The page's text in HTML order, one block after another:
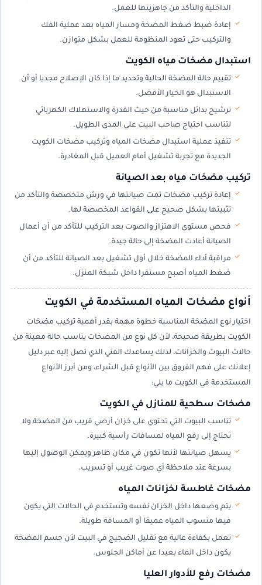
الداخلية والتأكد من جاهزيتها للعمل.
إعادة ضبط ضغط المضخة ومسار المياه بعد عملية الفك
والتركيب حتى تعود المنظومة للعمل بشكل متوازن.
استبدال مضخات مياه الكويت
تقييم حالة المضخة الحالية وتحديد ما إذا كان الإصلاح مجديا أو أن
الاستبدال هو الخيار الأفضل.
ترشيح بدائل مناسبة من حيث القدرة والاستهلاك الكهربائي
لتناسب احتياج صاحب البيت على المدى الطويل.
تنفيذ عملية استبدال مضخات المياه وتركيب مضخات الكويت
الجديدة مع تجربة تشغيل أمام العميل قبل المغادرة.
تركيب مضخات مياه بعد الصيانة
إعادة تركيب مضخات تمت صيانتها في ورش متخصصة والتأكد من
تثبيتها بشكل صحيح على القواعد المخصصة لها.
فحص مستوى الاهتزاز والصوت بعد التركيب للتأكد من أن أعمال
الصيانة أعادت المضخة إلى حالة جيدة.
مراقبة أداء المضخة خلال أول تشغيل بعد الصيانة للتأكد من أن
ضغط المياه أصبح مستقرا داخل شبكة المنزل.
أنواع مضخات المياه المستخدمة في الكويت
اختيار نوع المضخة المناسبة خطوة مهمة بقدر أهمية تركيب مضخات
الكويت بطريقة صحيحة، لأن كل نوع من المضخات يناسب حالة معينة من
حالات البيوت والخزانات، لذلك يساعدك الفني الذي تصل إليه عبر دليل
إعلانك على فهم الفروق بين الأنواع قبل الشراء، ومن أبرز الأنواع
المستخدمة في الكويت ما يلي:
مضخات سطحية للمنازل في الكويت
تناسب البيوت التي تحتوي على خزان أرضي قريب من المضخة ولا
تحتاج إلى رفع المياه لمسافات رأسية كبيرة.
يسهل صيانتها لأنها تكون في مكان ظاهر ويمكن الوصول إليها
بسرعة عند ملاحظة أي صوت غريب أو تسريب.
مضخات غاطسة لخزانات المياه
يتم وضعها داخل الخزان نفسه وتستخدم في الحالات التي يكون
فيها منسوب المياه عميقا أو المسافة طويلة.
تعمل بكفاءة عالية مع تقليل الضجيج في البيت لأن جسم المضخة
يكون داخل الماء بعيدا عن أماكن الجلوس.
مضخات رفع للأدوار العليا